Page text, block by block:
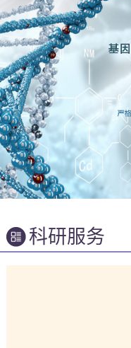
科研服务